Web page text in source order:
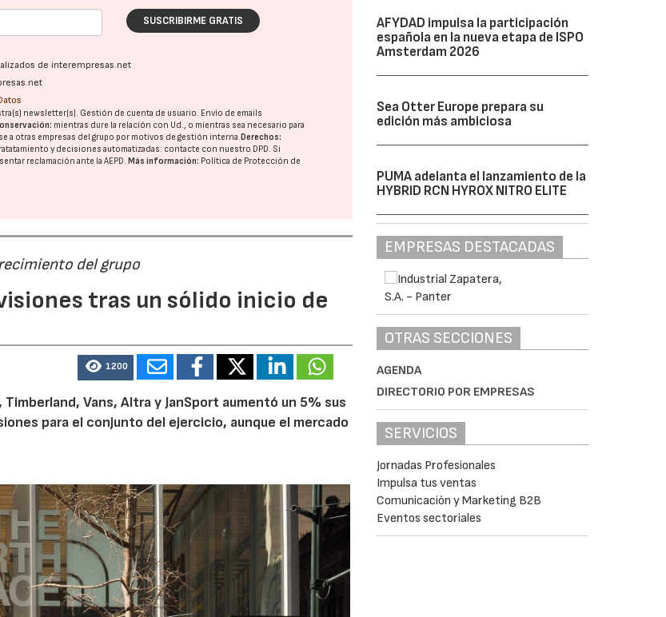
SUSCRIBIRME GRATIS
de interempresas.net
newsletter(s). Gestión de cuenta de usuario. Envío de emails
mientras dure la relación con Ud., o mientras sea necesario para
a otras empresas del grupo por motivos de gestión interna.Derechos:
y decisiones automatizadas: contacte con nuestro DPD. Si
reclamación ante laAEPD.Más información: Política de Protección de
del grupo
tras un sólido inicio de
1200
Vans, Altra y JanSport aumentó un 5% sus
para el conjunto del ejercicio, aunque el mercado
AFYDAD impulsa la participación
española en la nueva etapa de ISPO
Amsterdam 2026
Sea Otter Europe prepara su
edición más ambiciosa
PUMA adelanta el lanzamiento de la
HYBRID RCN HYROX NITRO ELITE
EMPRESAS DESTACADAS
OTRAS SECCIONES
AGENDA
DIRECTORIO POR EMPRESAS
SERVICIOS
Jornadas Profesionales
Impulsa tus ventas
Comunicación y Marketing B2B
Eventos sectoriales